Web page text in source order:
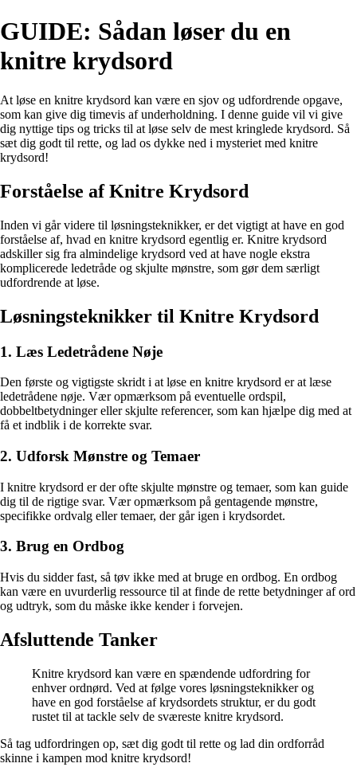
GUIDE: Sådan løser du en
knitre krydsord
At løse en knitre krydsord kan være en sjov og udfordrende opgave,
som kan give dig timevis af underholdning. I denne guide vil vi give
dig nyttige tips og tricks til at løse selv de mest kringlede krydsord. Så
sæt dig godt til rette, og lad os dykke ned i mysteriet med knitre
krydsord!
Forståelse af Knitre Krydsord
Inden vi går videre til løsningsteknikker, er det vigtigt at have en god
forståelse af, hvad en knitre krydsord egentlig er. Knitre krydsord
adskiller sig fra almindelige krydsord ved at have nogle ekstra
komplicerede ledetråde og skjulte mønstre, som gør dem særligt
udfordrende at løse.
Løsningsteknikker til Knitre Krydsord
1. Læs Ledetrådene Nøje
Den første og vigtigste skridt i at løse en knitre krydsord er at læse
ledetrådene nøje. Vær opmærksom på eventuelle ordspil,
dobbeltbetydninger eller skjulte referencer, som kan hjælpe dig med at
få et indblik i de korrekte svar.
2. Udforsk Mønstre og Temaer
I knitre krydsord er der ofte skjulte mønstre og temaer, som kan guide
dig til de rigtige svar. Vær opmærksom på gentagende mønstre,
specifikke ordvalg eller temaer, der går igen i krydsordet.
3. Brug en Ordbog
Hvis du sidder fast, så tøv ikke med at bruge en ordbog. En ordbog
kan være en uvurderlig ressource til at finde de rette betydninger af ord
og udtryk, som du måske ikke kender i forvejen.
Afsluttende Tanker
Knitre krydsord kan være en spændende udfordring for
enhver ordnørd. Ved at følge vores løsningsteknikker og
have en god forståelse af krydsordets struktur, er du godt
rustet til at tackle selv de sværeste knitre krydsord.
Så tag udfordringen op, sæt dig godt til rette og lad din ordforråd
skinne i kampen mod knitre krydsord!